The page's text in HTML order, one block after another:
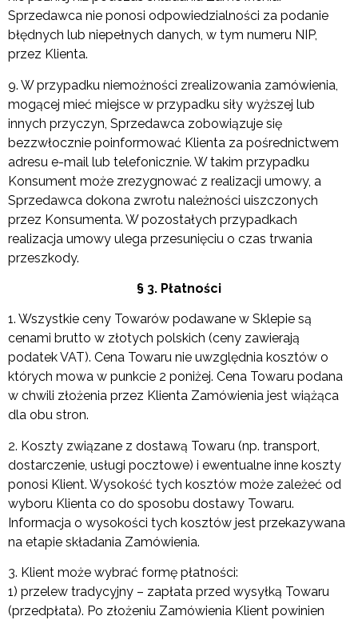
Sprzedawca nie ponosi odpowiedzialności za podanie
błędnych lub niepełnych danych, w tym numeru NIP,
przez Klienta.
9. W przypadku niemożności zrealizowania zamówienia,
mogącej mieć miejsce w przypadku siły wyższej lub
innych przyczyn, Sprzedawca zobowiązuje się
bezzwłocznie poinformować Klienta za pośrednictwem
adresu e-mail lub telefonicznie. W takim przypadku
Konsument może zrezygnować z realizacji umowy, a
Sprzedawca dokona zwrotu należności uiszczonych
przez Konsumenta. W pozostałych przypadkach
realizacja umowy ulega przesunięciu o czas trwania
przeszkody.
§ 3. Płatności
1. Wszystkie ceny Towarów podawane w Sklepie są
cenami brutto w złotych polskich (ceny zawierają
podatek VAT). Cena Towaru nie uwzględnia kosztów o
których mowa w punkcie 2 poniżej. Cena Towaru podana
w chwili złożenia przez Klienta Zamówienia jest wiążąca
dla obu stron.
2. Koszty związane z dostawą Towaru (np. transport,
dostarczenie, usługi pocztowe) i ewentualne inne koszty
ponosi Klient. Wysokość tych kosztów może zależeć od
wyboru Klienta co do sposobu dostawy Towaru.
Informacja o wysokości tych kosztów jest przekazywana
na etapie składania Zamówienia.
3. Klient może wybrać formę płatności:
1) przelew tradycyjny – zapłata przed wysyłką Towaru
(przedpłata). Po złożeniu Zamówienia Klient powinien